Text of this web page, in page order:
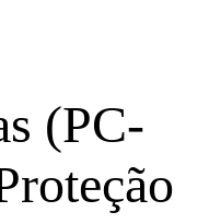
(PC-